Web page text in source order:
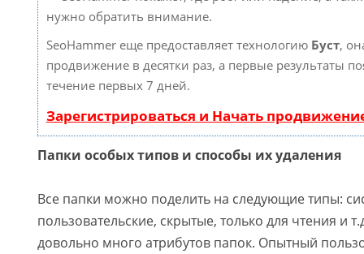
нужно обратить внимание.
SeoHammer еще предоставляет технологию Буст,
продвижение в десятки раз, а первые результаты
течение первых 7 дней.
Зарегистрироваться и Начать
Папки особых типов и способы их удаления
Все папки можно поделить на следующие типы:
пользовательские, скрытые, только для чтения и
довольно много атрибутов папок. Опытный